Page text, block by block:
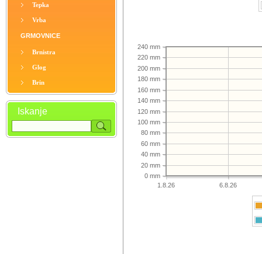
Tepka
Vrba
GRMOVNICE
Brnistra
Glog
Brin
Iskanje
1.8.26 6.8.26
0 mm
20 mm
40 mm
60 mm
80 mm
100 mm
120 mm
140 mm
160 mm
180 mm
200 mm
220 mm
240 mm